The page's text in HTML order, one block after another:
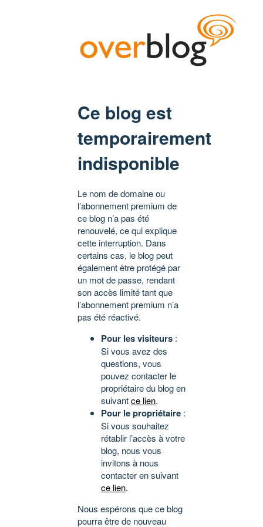
Ce blog est
temporairement
indisponible
Le nom de domaine ou
l’abonnement premium de
ce blog n’a pas été
renouvelé, ce qui explique
cette interruption. Dans
certains cas, le blog peut
également être protégé par
un mot de passe, rendant
son accès limité tant que
l’abonnement premium n’a
pas été réactivé.
Pour les visiteurs :
Si vous avez des
questions, vous
pouvez contacter le
propriétaire du blog en
suivantce lien.
Pour le propriétaire :
Si vous souhaitez
rétablir l’accès à votre
blog, nous vous
invitons à nous
contacter en suivant
ce lien.
Nous espérons que ce blog
pourra être de nouveau